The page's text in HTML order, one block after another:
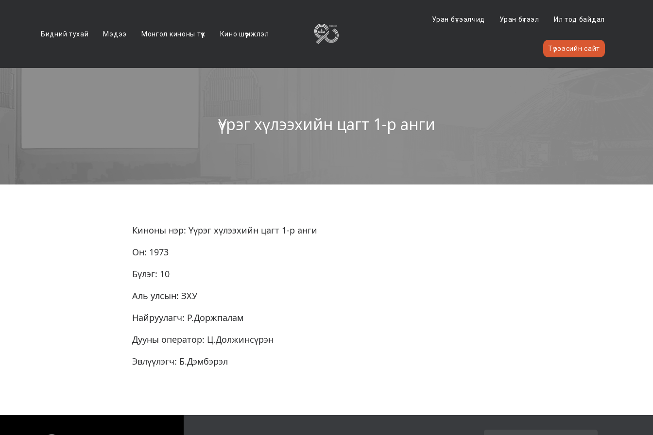
Бидний тухай Мэдээ Монгол киноны түүх Кино шүүмжлэл
Уран бүтээлчид Уран бүтээл Ил тод байдал
Түрээсийн сайт
Үүрэг хүлээхийн цагт 1-р анги
Киноны нэр: Үүрэг хүлээхийн цагт 1-р анги
Он: 1973
Бүлэг: 10
Аль улсын: ЗХУ
Найруулагч: Р.Доржпалам
Дууны оператор: Ц.Должинсүрэн
Эвлүүлэгч: Б.Дэмбэрэл